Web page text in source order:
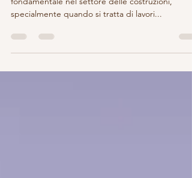
Il noleggio delle attrezzature edili è una pratica
specialmente quando si tratta di lavori...